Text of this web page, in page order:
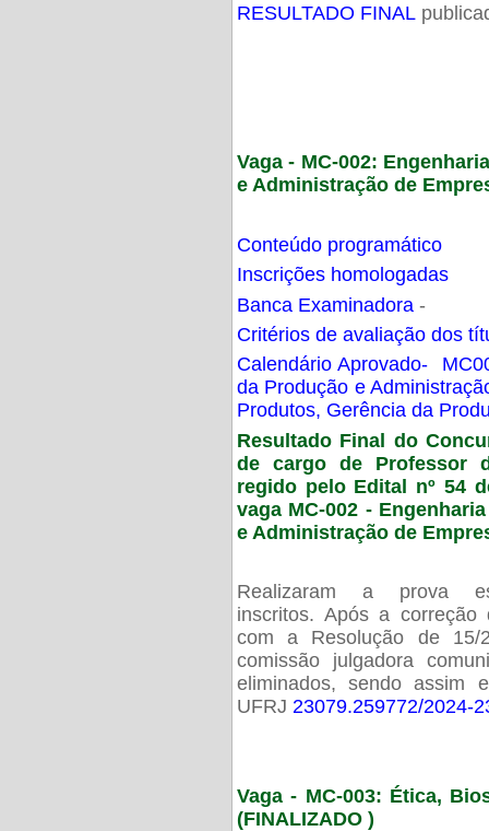
RESULTADO FINAL
Vaga - MC-002:
e Administração de
Conteúdo programático
Inscrições homologadas
Banca Examinadora -
Critérios de avaliação dos
Calendário Aprovado-
da Produção e
Produtos, Gerência da
Resultado Final do
de cargo de Professor
regido pelo Edital nº 54
vaga MC-002 -
e Administração de
Realizaram a prova
inscritos. Após a
com a Resolução de 15/
comissão julgadora
eliminados, sendo assim
UFRJ 23079.259772/2024-
Vaga - MC-003: Ética,
(FINALIZADO )